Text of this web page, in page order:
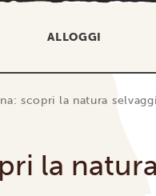
ALLOGGI
scopri la natura
la natura